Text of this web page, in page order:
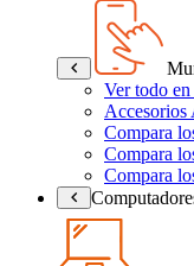
Ver todo
Accesorios
Compara
Compara
Compara